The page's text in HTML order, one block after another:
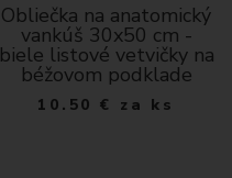
Obliečka na anatomický
vankúš 30x50 cm -
biele listové vetvičky na
béžovom podklade
10.50 € za ks